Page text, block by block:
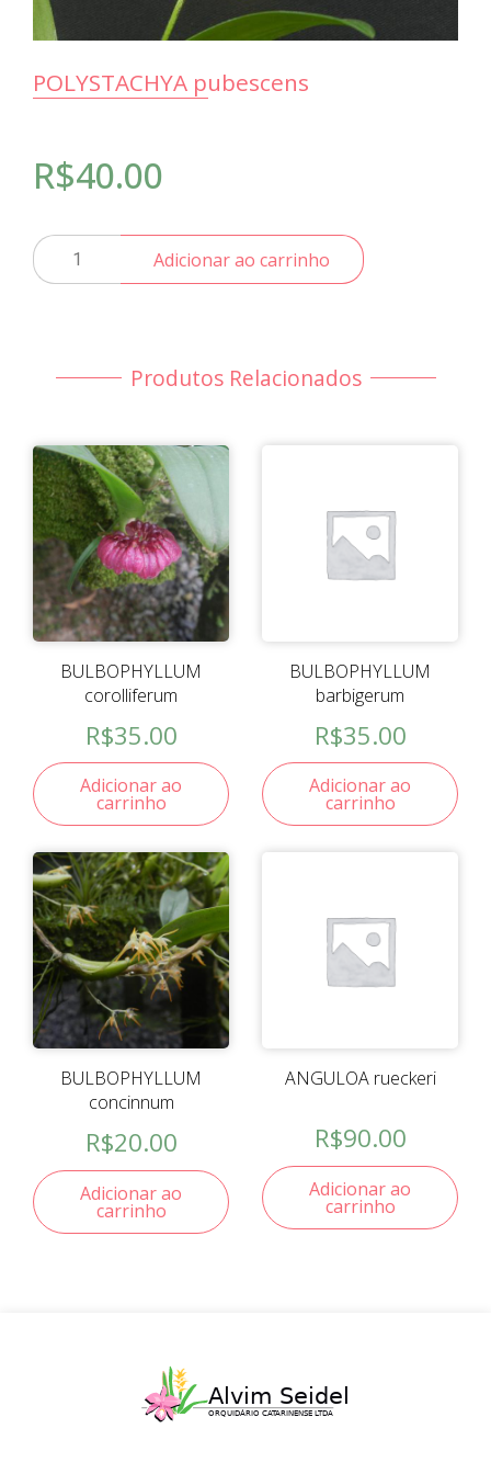
POLYSTACHYA pubescens
R$40.00
POLYSTACHYA
pubescens
Adicionar ao carrinho
Produtos Relacionados
BULBOPHYLLUM
corolliferum
R$35.00
Adicionar ao
carrinho
BULBOPHYLLUM
barbigerum
R$35.00
Adicionar ao
carrinho
BULBOPHYLLUM
concinnum
R$20.00
Adicionar ao
carrinho
ANGULOA rueckeri
R$90.00
Adicionar ao
carrinho